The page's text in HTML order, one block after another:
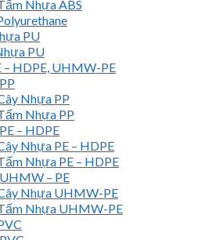
Nhựa ABS
PU
PU
– HDPE, UHMW-PE
Nhựa PP
Nhựa PP
– HDPE
Nhựa PE – HDPE
Nhựa PE – HDPE
– PE
Nhựa UHMW-PE
Nhựa UHMW-PE